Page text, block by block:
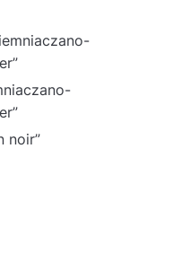
noir”